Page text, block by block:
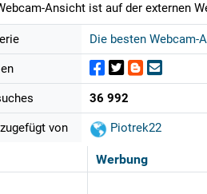
Ansicht ist auf der externen
Die besten Webcam-
36 992
von Piotrek22
Werbung